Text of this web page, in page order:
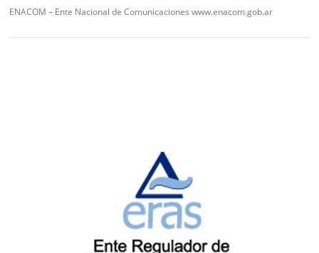
ENACOM – Ente Nacional de Comunicaciones www.enacom.gob.ar